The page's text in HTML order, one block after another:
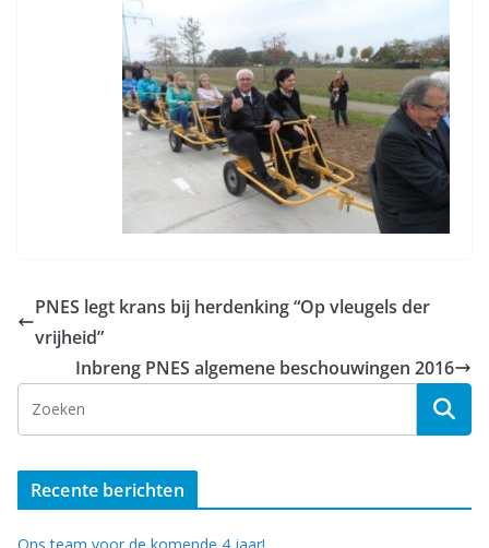
PNES legt krans bij herdenking “Op vleugels der
vrijheid”
Inbreng PNES algemene beschouwingen 2016
Recente berichten
Ons team voor de komende 4 jaar!